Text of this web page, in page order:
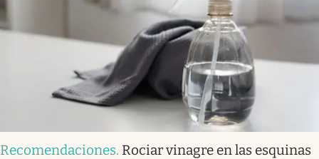
Recomendaciones. Rociar vinagre en las esquinas